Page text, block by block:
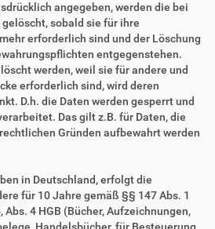
angegeben, werden die bei
sobald sie für ihre
erforderlich sind und der Löschung
entgegenstehen.
werden, weil sie für andere und
erforderlich sind, wird deren
D.h. die Daten werden gesperrt und
Das gilt z.B. für Daten, die
Gründen aufbewahrt werden
in Deutschland, erfolgt die
für 10 Jahre gemäß §§ 147 Abs. 1
Abs. 4 HGB (Bücher, Aufzeichnungen,